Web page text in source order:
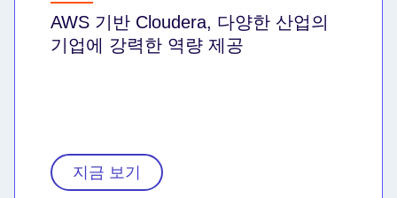
AWS 기반 Cloudera, 다양한 산업의
기업에 강력한 역량 제공
지금 보기